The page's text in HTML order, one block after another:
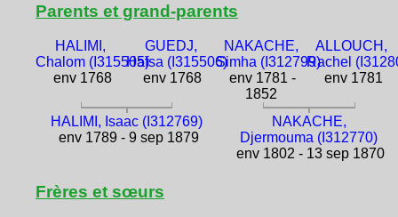
Parents et grand-parents
HALIMI,
Chalom (I315505)
env 1768
GUEDJ,
Hafsa (I315506)
env 1768
NAKACHE,
Simha (I312799)
env 1781 -
1852
ALLOUCH,
Rachel
env 1781
HALIMI, Isaac (I312769)
env 1789 - 9 sep 1879
NAKACHE,
Djermouma (I312770)
env 1802 - 13 sep 1870
Frères et sœurs